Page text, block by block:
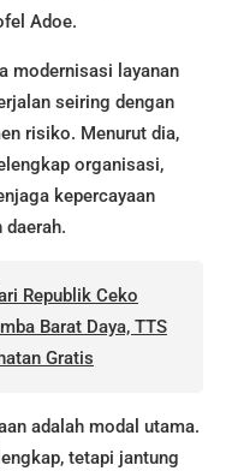
Adoe.
modernisasi layanan
seiring dengan
risiko. Menurut dia,
organisasi,
kepercayaan
daerah.
Republik Ceko
Barat Daya, TTS
Gratis
adalah modal utama.
tetapi jantung